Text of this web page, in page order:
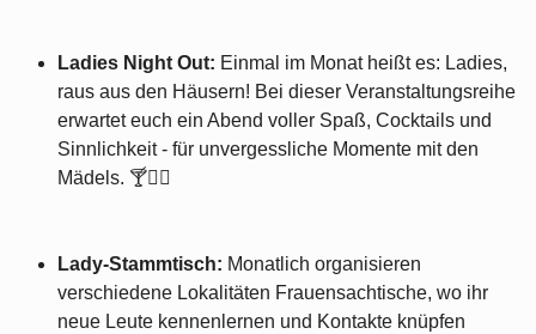
Ladies Night Out: Einmal im Monat heißt es: Ladies,
raus aus den Häusern! Bei dieser Veranstaltungsreihe
erwartet euch ein Abend voller Spaß, Cocktails und
Sinnlichkeit - für unvergessliche Momente mit den
Mädels. 🍸👯‍♀️
Lady-Stammtisch: Monatlich organisieren
verschiedene Lokalitäten Frauensachtische, wo ihr
neue Leute kennenlernen und Kontakte knüpfen